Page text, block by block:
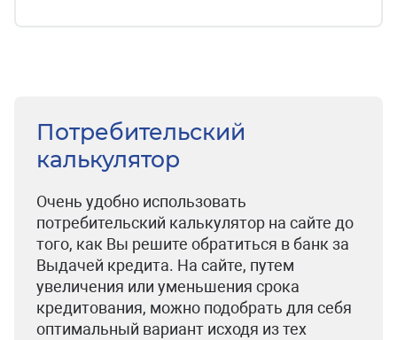
Потребительский
калькулятор
Очень удобно использовать
потребительский калькулятор на сайте до
того, как Вы решите обратиться в банк за
Выдачей кредита. На сайте, путем
увеличения или уменьшения срока
кредитования, можно подобрать для себя
оптимальный вариант исходя из тех